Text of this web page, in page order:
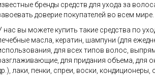
бренды средств для ухода за
доверие покупателей во всем мире.
нас вы можете купить такие средства по
масла, кератин, шампуни (для
для всех типов волос,
для придания объема, для
лаки, пенки, спреи, воски,